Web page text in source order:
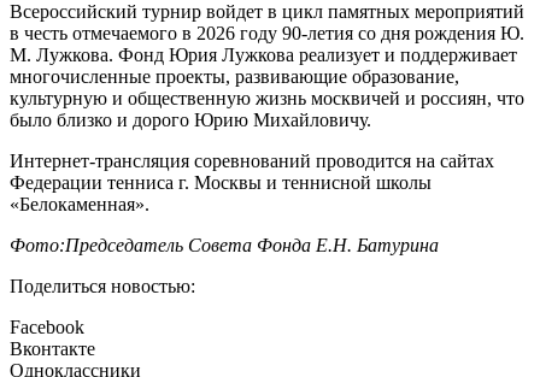
Всероссийский турнир войдет в цикл памятных мероприятий
в честь отмечаемого в 2026 году 90-летия со дня рождения Ю.
М. Лужкова. Фонд Юрия Лужкова реализует и поддерживает
многочисленные проекты, развивающие образование,
культурную и общественную жизнь москвичей и россиян, что
было близко и дорого Юрию Михайловичу.
Интернет-трансляция соревнований проводится на сайтах
Федерации тенниса г. Москвы и теннисной школы
«Белокаменная».
Фото:Председатель Совета Фонда Е.Н. Батурина
Поделиться новостью:
Facebook
Вконтакте
Одноклассники